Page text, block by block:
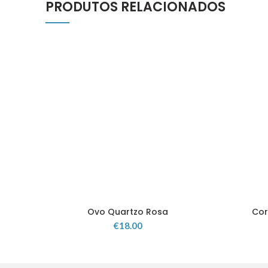
PRODUTOS RELACIONADOS
Ovo Quartzo Rosa
€18.00